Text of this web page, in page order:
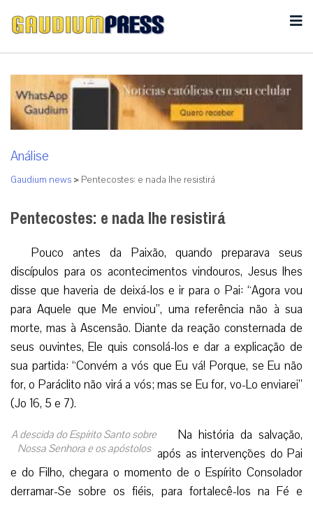
Análise
Gaudium news > Pentecostes: e nada lhe resistirá
Pentecostes: e nada lhe resistirá
Pouco antes da Paixão, quando preparava seus
discípulos para os acontecimentos vindouros, Jesus lhes
disse que haveria de deixá-los e ir para o Pai: “Agora vou
para Aquele que Me enviou”, uma referência não à sua
morte, mas à Ascensão. Diante da reação consternada de
seus ouvintes, Ele quis consolá-los e dar a explicação de
sua partida: “Convém a vós que Eu vá! Porque, se Eu não
for, o Paráclito não virá a vós; mas se Eu for, vo-Lo enviarei”
(Jo 16, 5 e 7).
A descida do Espírito Santo sobre
Nossa Senhora e os apóstolos
Na história da salvação,
após as intervenções do Pai
e do Filho, chegara o momento de o Espírito Consolador
derramar-Se sobre os fiéis, para fortalecê-los na Fé e